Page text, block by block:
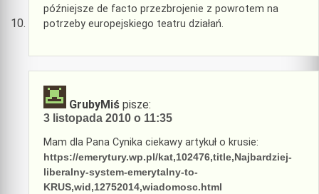
późniejsze de facto przezbrojenie z powrotem na
potrzeby europejskiego teatru działań.
GrubyMiś pisze:
3 listopada 2010 o 11:35
Mam dla Pana Cynika ciekawy artykuł o krusie:
https://emerytury.wp.pl/kat,102476,title,Najbardziej-
liberalny-system-emerytalny-to-
KRUS,wid,12752014,wiadomosc.html